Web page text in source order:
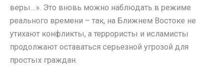
веры…». Это вновь можно наблюдать в режиме
реального времени – так, на Ближнем Востоке не
утихают конфликты, а террористы и исламисты
продолжают оставаться серьезной угрозой для
простых граждан.